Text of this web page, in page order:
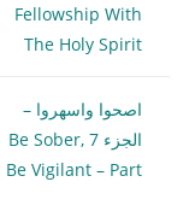
Fellowship With
The Holy Spirit
اصحوا واسهروا –
الجزء 7 Be Sober,
Be Vigilant – Part